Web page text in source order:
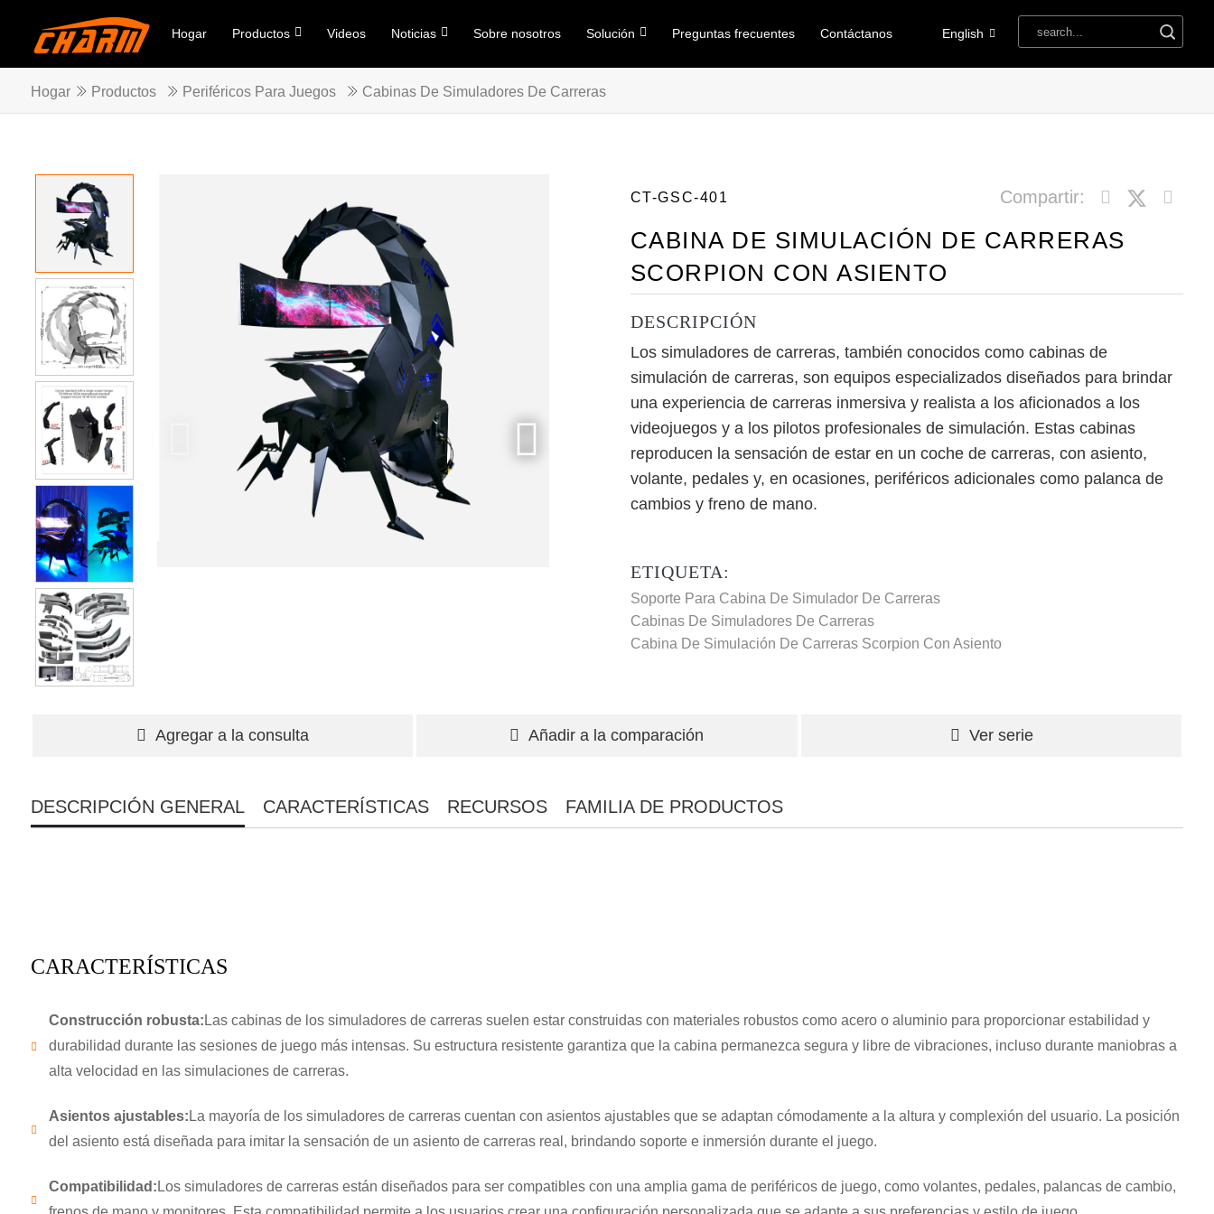
Hogar Productos Videos Noticias Sobre nosotros Solución Preguntas frecuentes Contáctanos English
Hogar Productos Periféricos Para Juegos Cabinas De Simuladores De Carreras
CT-GSC-401 Compartir:
CABINA DE SIMULACIÓN DE CARRERAS
SCORPION CON ASIENTO
DESCRIPCIÓN
Los simuladores de carreras, también conocidos como cabinas de
simulación de carreras, son equipos especializados diseñados para brindar
una experiencia de carreras inmersiva y realista a los aficionados a los
videojuegos y a los pilotos profesionales de simulación. Estas cabinas
reproducen la sensación de estar en un coche de carreras, con asiento,
volante, pedales y, en ocasiones, periféricos adicionales como palanca de
cambios y freno de mano.
ETIQUETA:
Soporte Para Cabina De Simulador De Carreras
Cabinas De Simuladores De Carreras
Cabina De Simulación De Carreras Scorpion Con Asiento
Agregar a la consulta Añadir a la comparación Ver serie
DESCRIPCIÓN GENERAL CARACTERÍSTICAS RECURSOS FAMILIA DE PRODUCTOS
CARACTERÍSTICAS
Construcción robusta: Las cabinas de los simuladores de carreras suelen estar construidas con materiales robustos como acero o aluminio para proporcionar estabilidad y
durabilidad durante las sesiones de juego más intensas. Su estructura resistente garantiza que la cabina permanezca segura y libre de vibraciones, incluso durante maniobras a
alta velocidad en las simulaciones de carreras.
Asientos ajustables: La mayoría de los simuladores de carreras cuentan con asientos ajustables que se adaptan cómodamente a la altura y complexión del usuario. La posición
del asiento está diseñada para imitar la sensación de un asiento de carreras real, brindando soporte e inmersión durante el juego.
Compatibilidad: Los simuladores de carreras están diseñados para ser compatibles con una amplia gama de periféricos de juego, como volantes, pedales, palancas de cambio,
×
ENVIAR UNA SOLICITUD